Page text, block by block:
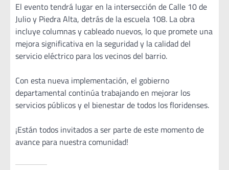
El evento tendrá lugar en la intersección de Calle 10 de
Julio y Piedra Alta, detrás de la escuela 108. La obra
incluye columnas y cableado nuevos, lo que promete una
mejora significativa en la seguridad y la calidad del
servicio eléctrico para los vecinos del barrio.
Con esta nueva implementación, el gobierno
departamental continúa trabajando en mejorar los
servicios públicos y el bienestar de todos los floridenses.
¡Están todos invitados a ser parte de este momento de
avance para nuestra comunidad!